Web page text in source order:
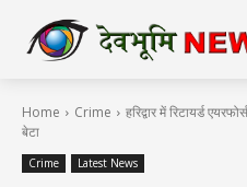
Home Crime
हरिद्वार में रिटायर्ड
बेटा
Crime Latest News